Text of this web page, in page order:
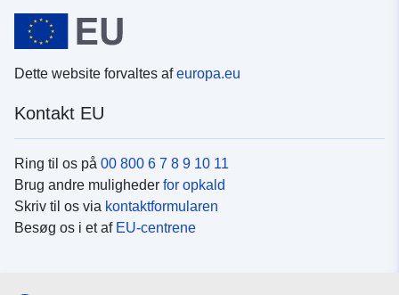
Dette website forvaltes afeuropa.eu
Kontakt EU
Ring til os på 00 800 6 7 8 9 10 11
Brug andre muligheder for opkald
Skriv til os via kontaktformularen
Besøg os i et af EU-centrene